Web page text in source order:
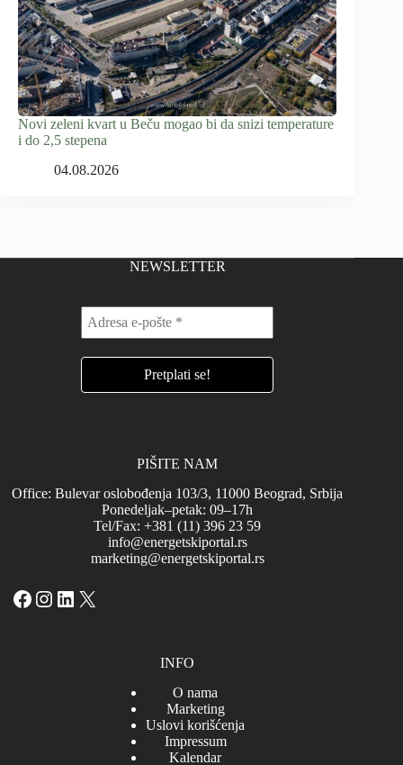
Novi zeleni kvart u Beču mogao bi da snizi temperature
i do 2,5 stepena
04.08.2026
NEWSLETTER
PIŠITE NAM
Office: Bulevar oslobođenja 103/3, 11000 Beograd, Srbija
Ponedeljak–petak: 09–17h
Tel/Fax: +381 (11) 396 23 59
info@energetskiportal.rs
marketing@energetskiportal.rs
Facebook
Instagram
LinkedIn
X
INFO
O nama
Marketing
Uslovi korišćenja
Impressum
Kalendar